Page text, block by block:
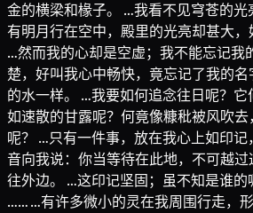
金的横梁和椽子。 …我看不见穹苍的
有明月行在空中，殿里的光亮却甚大，
…然而我的心却是空虚；我不能忘记我
楚，好叫我心中畅快，竟忘记了我的
的水一样。 …我要如何追念往日呢？
如速散的甘露呢？何竟像糠秕被风吹
呢？ …只有一件事，放在我心上如印
音向我说：你当等待在此地，不可越
往外边。 …这印记坚固；虽不知是谁的
…… …有许多微小的灵在我周围行走，